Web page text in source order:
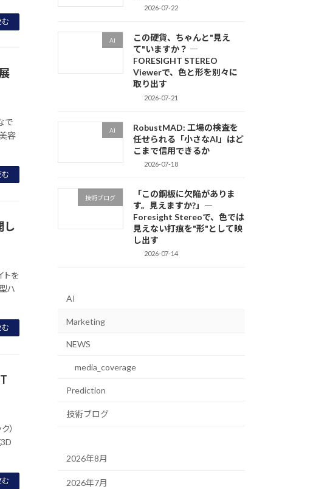
で
容
し
トを
ハ
）
2026-07-22
AI
この硬貨、ちゃんと"見え
て"いますか？ ―
FORESIGHT STEREO
Viewerで、色と形を別々に
取り出す
2026-07-21
AI
RobustMAD: 工場の検査を
任せられる「小さなAI」はど
こまで信用できるか
2026-07-18
技術ブログ
「この鋼板に欠陥がありま
す。見えますか?」―
Foresight Stereoで、色では
見えない打痕を"形"として映
し出す
2026-07-14
AI
Marketing
NEWS
media_coverage
Prediction
技術ブログ
2026年8月
2026年7月